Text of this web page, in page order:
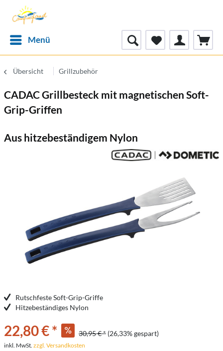
Menü
Übersicht Grillzubehör
CADAC Grillbesteck mit magnetischen Soft-
Grip-Griffen
Aus hitzebeständigem Nylon
Rutschfeste Soft-Grip-Griffe
Hitzebeständiges Nylon
22,80 € * 30,95 € * (26,33% gespart)
inkl. MwSt. zzgl. Versandkosten